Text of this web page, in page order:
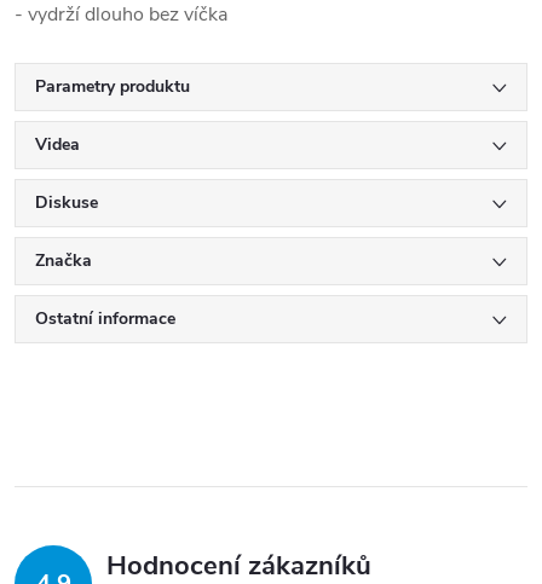
- vydrží dlouho bez víčka
Parametry produktu
Videa
Diskuse
Značka
Ostatní informace
Hodnocení zákazníků